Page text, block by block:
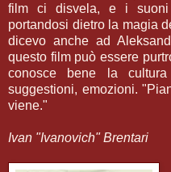
film ci disvela, e i suoni
portandosi dietro la magia
dicevo anche ad
questo film può essere
conosce bene la
suggestioni, emozioni.
viene."
Ivan "Ivanovich" Brentari